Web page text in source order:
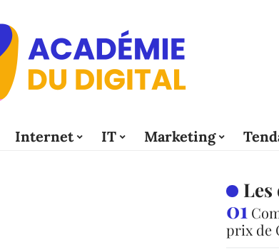
Internet IT Marketing
prix de